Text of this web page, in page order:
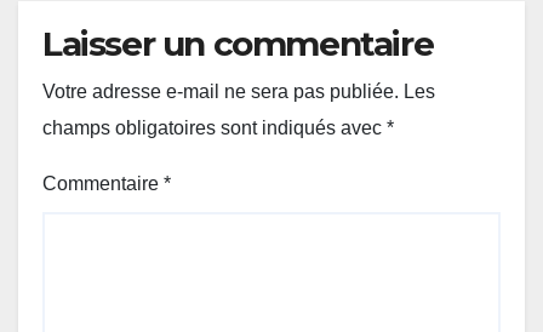
Laisser un commentaire
Votre adresse e-mail ne sera pas publiée. Les
champs obligatoires sont indiqués avec *
Commentaire *